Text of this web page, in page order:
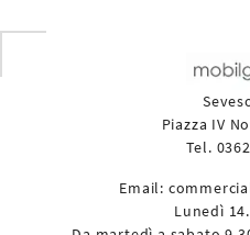
Piazza IV
Tel.
Email:
Lunedì